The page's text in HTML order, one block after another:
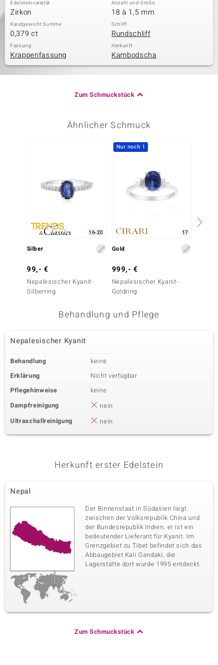
Edelsteinvarietät
Zirkon
Anzahl und Größe
18 à 1,5 mm
Karatgewicht Summe
0,379 ct
Schliff
Rundschliff
Fassung
Krappenfassung
Herkunft
Kambodscha
Zum Schmuckstück
Ähnlicher Schmuck
16-20
Silber
99,- €
Nepalesischer Kyanit-
Silberring
Nur noch 1
17
Gold
999,- €
Nepalesischer Kyanit-
Goldring
Behandlung und Pflege
Nepalesischer Kyanit
Behandlung
keine
Erklärung
Nicht verfügbar
Pflegehinweise
keine
Dampfreinigung
nein
Ultraschallreinigung
nein
Herkunft erster Edelstein
Nepal
Der Binnenstaat in Südasien liegt
zwischen der Volksrepublik China und
der Bundesrepublik Indien, er ist ein
bedeutender Lieferant für Kyanit. Im
Grenzgebiet zu Tibet befindet sich das
Abbaugebiet Kali Gandaki, die
Lagerstätte dort wurde 1995 entdeckt.
Zum Schmuckstück